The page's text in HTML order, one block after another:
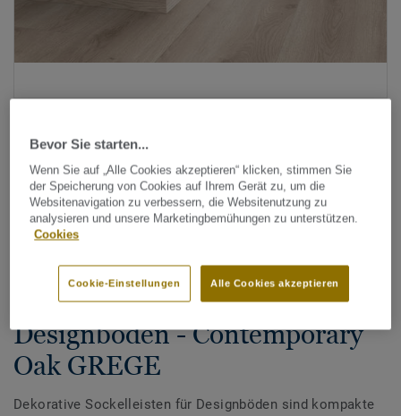
Alle Designs anzeigen (200)
Dekorative Sockelleisten für
Designböden - Contemporary
Oak GREGE
Dekorative Sockelleisten für Designböden sind kompakte
Bevor Sie starten...
Wenn Sie auf „Alle Cookies akzeptieren“ klicken, stimmen Sie
der Speicherung von Cookies auf Ihrem Gerät zu, um die
Websitenavigation zu verbessern, die Websitenutzung zu
analysieren und unsere Marketingbemühungen zu unterstützen.
Cookies
Alle Cookies akzeptieren
Cookie-Einstellungen